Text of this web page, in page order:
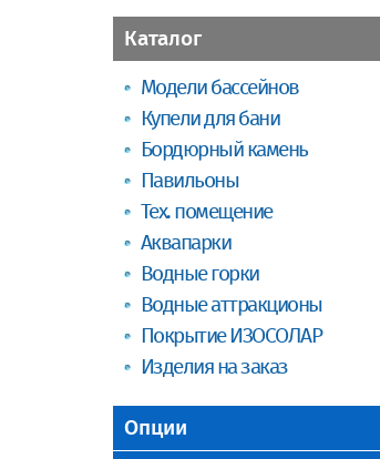
Каталог
Модели бассейнов
Купели для бани
Бордюрный камень
Павильоны
Тех. помещение
Аквапарки
Водные горки
Водные аттракционы
Покрытие ИЗОСОЛАР
Изделия на заказ
Опции